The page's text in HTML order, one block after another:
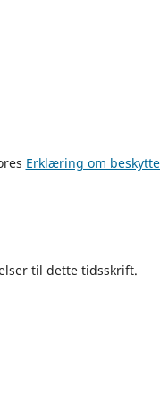
Erklæring om
til dette tidsskrift.